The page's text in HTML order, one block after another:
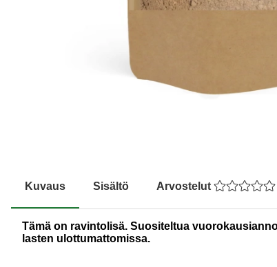
Kuvaus Sisältö Arvostelut
Tämä on ravintolisä. Suositeltua
lasten ulottumattomissa.